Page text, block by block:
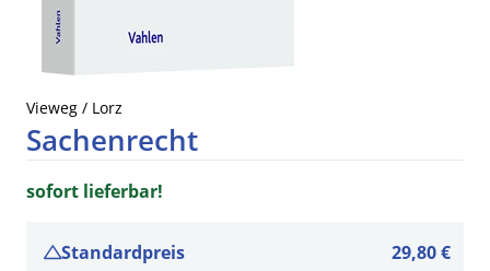
Vieweg / Lorz
Sachenrecht
sofort lieferbar!
Standardpreis 29,80 €